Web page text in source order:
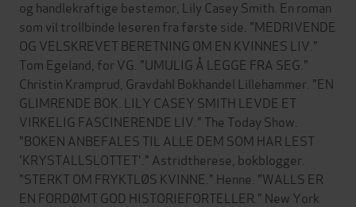
og handlekraftige bestemor, Lily Casey Smith. En roman
som vil trollbinde leseren fra første side. "MEDRIVENDE
OG VELSKREVET BERETNING OM EN KVINNES LIV."
Tom Egeland, for VG. "UMULIG Å LEGGE FRA SEG."
Christin Kramprud, Gravdahl Bokhandel Lillehammer. "EN
GLIMRENDE BOK. LILY CASEY SMITH LEVDE ET
VIRKELIG FASCINERENDE LIV." The Today Show.
"BOKEN ANBEFALES TIL ALLE DEM SOM HAR LEST
'KRYSTALLSLOTTET'." Astridtherese, bokblogger.
"STERKT OM FRYKTLØS KVINNE." Henne. "WALLS ER
EN FORDØMT GOD HISTORIEFORTELLER." New York